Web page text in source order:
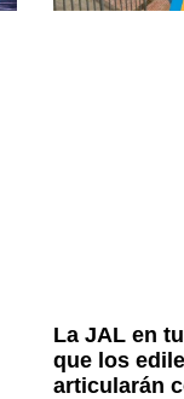
La JAL en
que los
articularán